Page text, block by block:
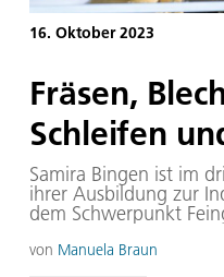
16. Oktober 2023
Fräsen,
Schleifen
Samira Bingen ist im
ihrer Ausbildung zur
dem Schwerpunkt
Lehrwerkstatt in die
von Manuela Braun